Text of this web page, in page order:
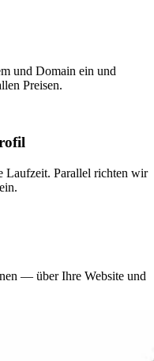
und Domain ein und
Preisen.
Laufzeit. Parallel richten wir
— über Ihre Website und